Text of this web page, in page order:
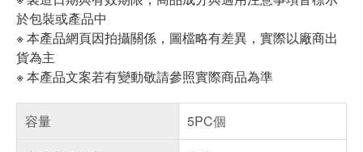
於包裝或產品中
※ 本產品網頁因拍攝關係，圖檔略有差異，實際以廠商出
貨為主
※ 本產品文案若有變動敬請參照實際商品為準
容量
5PC個